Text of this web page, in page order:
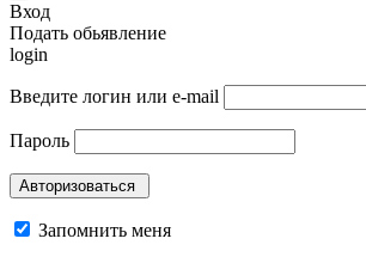
Вход
Подать обьявление
login
Введите логин или e-mail
Пароль
Запомнить меня